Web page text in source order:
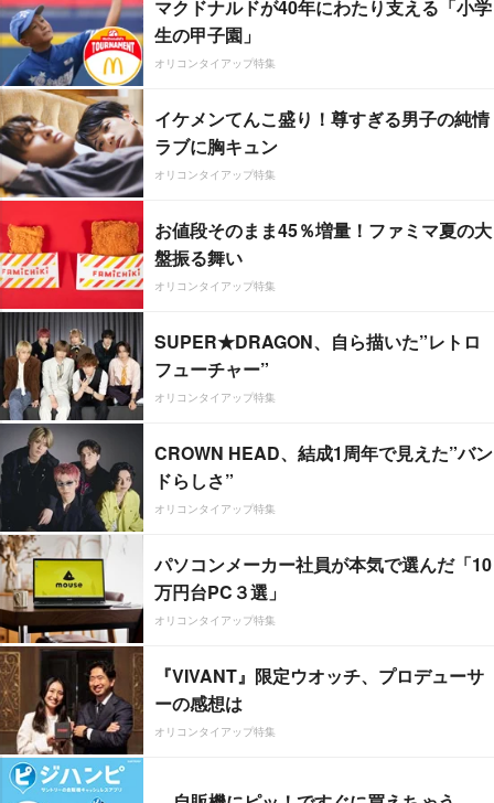
マクドナルドが40年にわたり支える「小学
生の甲子園」
オリコンタイアップ特集
イケメンてんこ盛り！尊すぎる男子の純情
ラブに胸キュン
オリコンタイアップ特集
お値段そのまま45％増量！ファミマ夏の大
盤振る舞い
オリコンタイアップ特集
SUPER★DRAGON、自ら描いた”レトロ
フューチャー”
オリコンタイアップ特集
CROWN HEAD、結成1周年で見えた”バン
ドらしさ”
オリコンタイアップ特集
パソコンメーカー社員が本気で選んだ「10
万円台PC３選」
オリコンタイアップ特集
『VIVANT』限定ウオッチ、プロデューサ
ーの感想は
オリコンタイアップ特集